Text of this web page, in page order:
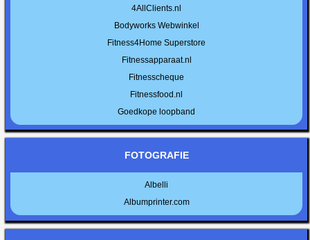
4AllClients.nl
Bodyworks Webwinkel
Fitness4Home Superstore
Fitnessapparaat.nl
Fitnesscheque
Fitnessfood.nl
Goedkope loopband
FOTOGRAFIE
Albelli
Albumprinter.com